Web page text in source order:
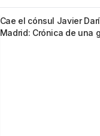
Cae el cónsul Javier
Madrid: Crónica de una